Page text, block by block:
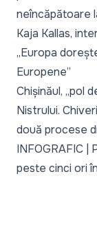
neîncăpătoare
Kaja Kallas,
„Europa
Europene”
Chișinăul, „pol
Nistrului.
două procese
INFOGRAFIC |
peste cinci ori